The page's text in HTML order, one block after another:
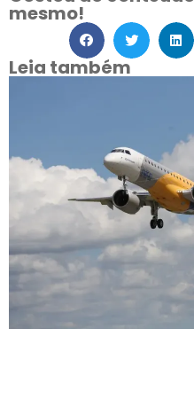
mesmo!
Leia também